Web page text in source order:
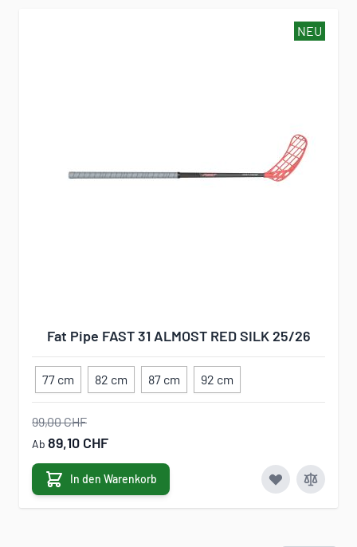
NEU
Fat Pipe FAST 31 ALMOST RED SILK 25/26
77 cm 82 cm 87 cm 92 cm
99,00 CHF
Ab 89,10 CHF
In den Warenkorb